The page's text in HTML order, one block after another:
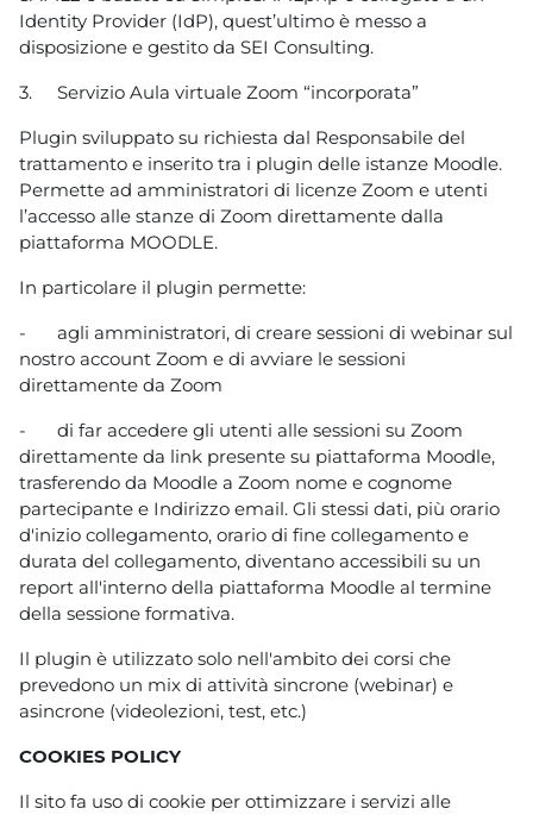
Identity Provider (IdP), quest’ultimo è messo a
disposizione e gestito da SEI Consulting.
3.
Servizio Aula virtuale Zoom “incorporata”
Plugin sviluppato su richiesta dal Responsabile del
trattamento e inserito tra i plugin delle istanze Moodle.
Permette ad amministratori di licenze Zoom e utenti
l’accesso alle stanze di Zoom direttamente dalla
piattaforma MOODLE.
In particolare il plugin permette:
-
agli amministratori, di creare sessioni di webinar sul
nostro account Zoom e di avviare le sessioni
direttamente da Zoom
-
di far accedere gli utenti alle sessioni su Zoom
direttamente da link presente su piattaforma Moodle,
trasferendo da Moodle a Zoom nome e cognome
partecipante e Indirizzo email. Gli stessi dati, più orario
d'inizio collegamento, orario di fine collegamento e
durata del collegamento, diventano accessibili su un
report all'interno della piattaforma Moodle al termine
della sessione formativa.
Il plugin è utilizzato solo nell'ambito dei corsi che
prevedono un mix di attività sincrone (webinar) e
asincrone (videolezioni, test, etc.)
COOKIES POLICY
Il sito fa uso di cookie per ottimizzare i servizi alle